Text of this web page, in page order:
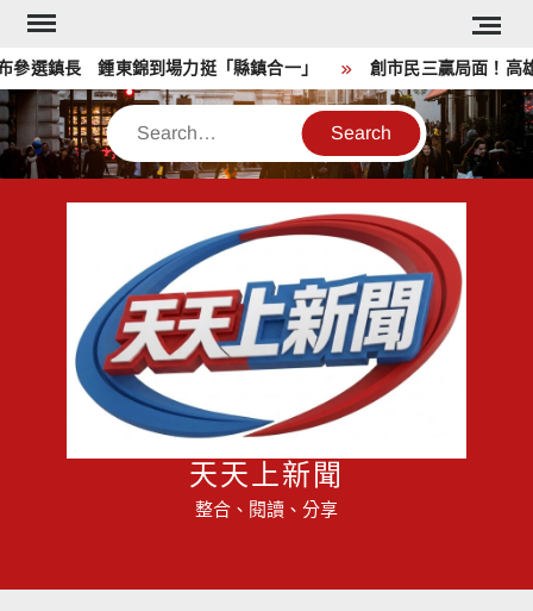
Skip
content
選鎮長 鍾東錦到場力挺「縣鎮合一」 創市民三贏局面！高雄
Search
天天上新聞
整合、閱讀、分享